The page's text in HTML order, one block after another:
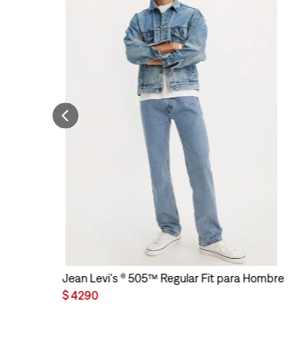
Jean Levi's ® 505™ Regular Fit para Hombre
$4290